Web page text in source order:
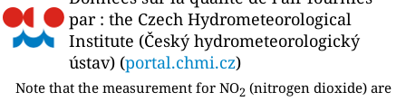
par : the Czech Hydrometeorological
Institute (Český hydrometeorologický
ústav) (portal.chmi.cz)
Note that the measurement for NO2 (nitrogen dioxide) are